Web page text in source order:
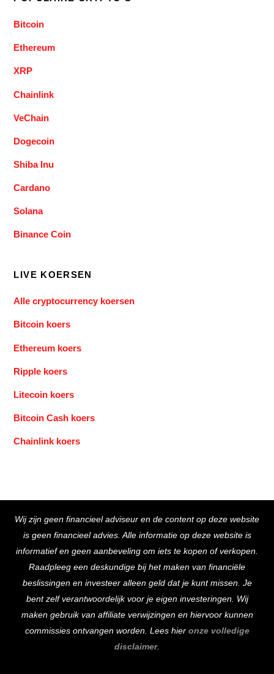
Bitcoin
Ethereum
XRP
Chainlink
VeChain
Dogecoin
Shiba Inu
Cardano
Solana
Binance Coin
LIVE KOERSEN
Alle cryptocurrency koersen
Bitcoin koers
Ethereum koers
Ripple koers
Litecoin koers
Bitcoin Cash koers
Chainlink koers
To
Top
Wij zijn geen financieel adviseur en de content op deze website
is geen financieel advies. Alle informatie op deze website is
informatief en geen aanbeveling om iets te kopen of verkopen.
Raadpleeg een deskundige bij het maken van financiële
beslissingen en investeer alleen geld dat je kunt missen. Je
bent zelf verantwoordelijk voor je eigen investeringen. Wij
maken gebruik van affiliate verwijzingen en hiervoor kunnen
commissies ontvangen worden. Lees hier onze volledige
disclaimer.